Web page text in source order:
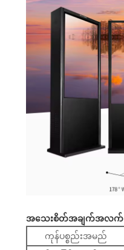
အသေးစိတ်အချက်အလက်
ကုန်ပစ္စည်းအမည်